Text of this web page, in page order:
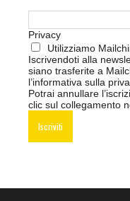
Privacy
Utilizziamo
Iscrivendoti alla
siano trasferite a
l’informativa sulla
Potrai annullare
clic sul collegamento